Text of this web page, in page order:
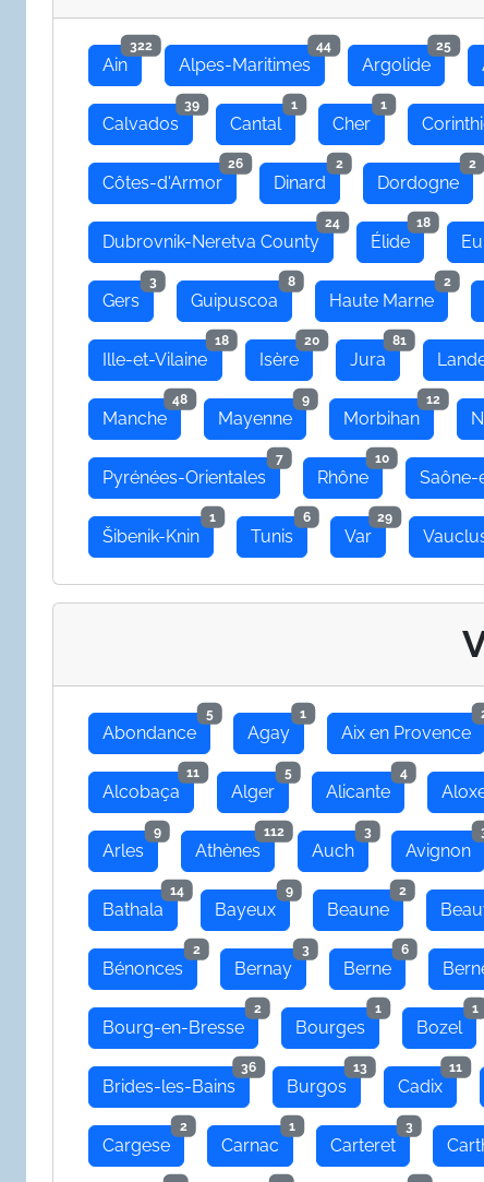
Ain
322
Alpes-Maritimes
44
Argolide
25
Calvados
39
Cantal
1
Cher
1
Côtes-d'Armor
26
Dinard
2
Dordogne
2
Dubrovnik-Neretva County
24
Élide
18
Gers
3
Guipuscoa
8
Haute Marne
2
Ille-et-Vilaine
18
Isère
20
Jura
81
Manche
48
Mayenne
9
Morbihan
12
Pyrénées-Orientales
7
Rhône
10
Saône-
Šibenik-Knin
1
Tunis
6
Var
29
Abondance
5
Agay
1
Aix en Provence
Alcobaça
11
Alger
5
Alicante
4
Arles
9
Athènes
112
Auch
3
Avignon
Bathala
14
Bayeux
9
Beaune
2
Bénonces
2
Bernay
3
Berne
6
Bourg-en-Bresse
2
Bourges
1
Bozel
1
Brides-les-Bains
36
Burgos
13
Cadix
11
Cargese
2
Carnac
1
Carteret
3